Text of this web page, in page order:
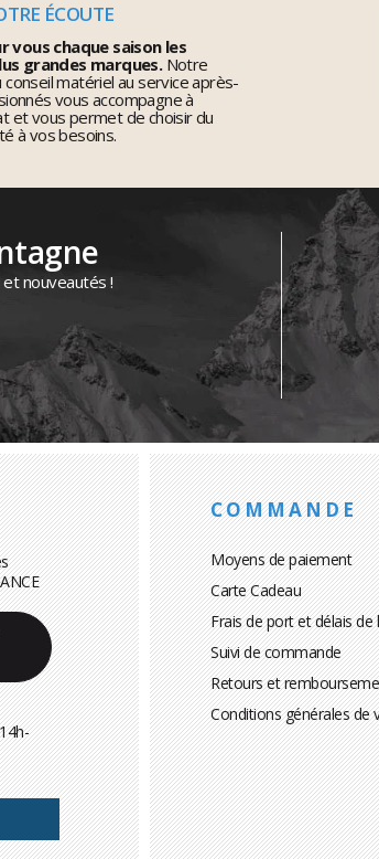
ÉCOUTE
chaque saison les
grandes marques.Notre
matériel au service après-
vous accompagne à
et vous permet de choisir du
à vos besoins.
nouveautés !
COMMANDE
Moyens de paiement
Carte Cadeau
Frais de port et délais de
Suivi de commande
Retours et
Conditions générales de